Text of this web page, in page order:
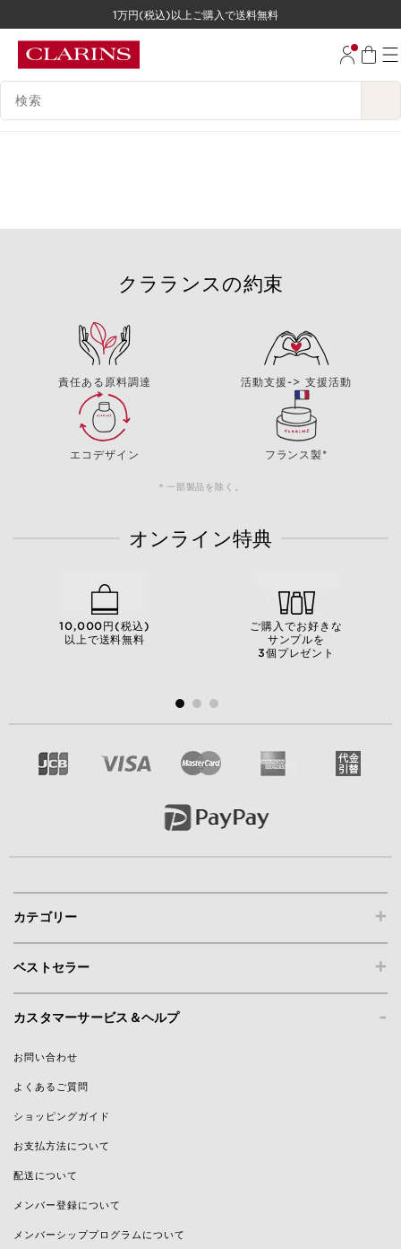
コンテンツへ移動
1万円(税込)以上ご購入で送料無料
検索候補
クラランスの約束
責任ある原料調達 活動支援-> 支援活動
エコデザイン フランス製*
＊一部製品を除く。
オンライン特典
10,000円(税込)
以上で送料無料
ご購入でお好きな
サンプルを
3個プレゼント
+
カテゴリー
+
ベストセラー
-
カスタマーサービス＆ヘルプ
お問い合わせ
よくあるご質問
ショッピングガイド
お支払方法について
配送について
メンバー登録について
メンバーシッププログラムについて